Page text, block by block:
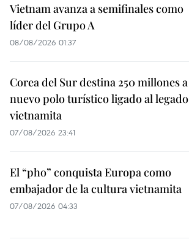
Vietnam avanza a semifinales como
líder del Grupo A
08/08/2026 01:37
Corea del Sur destina 250 millones a
nuevo polo turístico ligado al legado
vietnamita
07/08/2026 23:41
El “pho” conquista Europa como
embajador de la cultura vietnamita
07/08/2026 04:33